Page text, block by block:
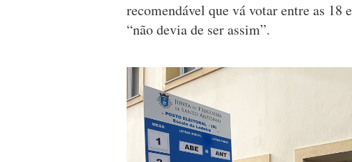
recomendável que vá votar entre as 18
“não devia de ser assim”.